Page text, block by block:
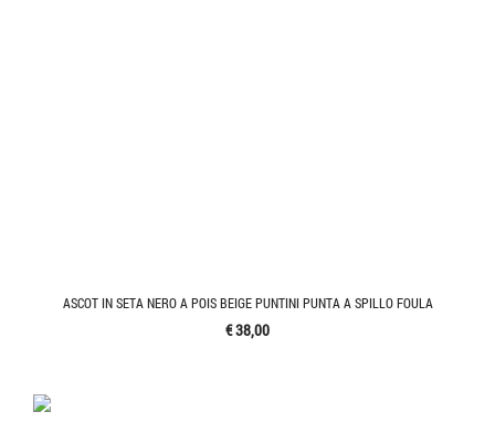
ASCOT IN SETA NERO A POIS BEIGE PUNTINI PUNTA A SPILLO FOULA
€ 38,00